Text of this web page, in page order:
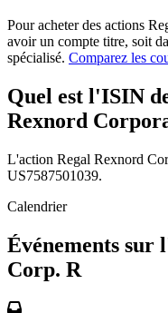
Pour acheter des actions
avoir un compte titre, soit
spécialisé. Comparez les
Quel est l'ISIN
Rexnord
L'action Regal Rexnord
US7587501039.
Calendrier
Événements sur
Corp. R